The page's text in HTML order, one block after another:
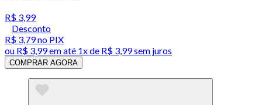
R$ 3,99
Desconto
R$ 3,79no PIX
ou R$ 3,99em até 1x de R$ 3,99sem juros
COMPRAR AGORA